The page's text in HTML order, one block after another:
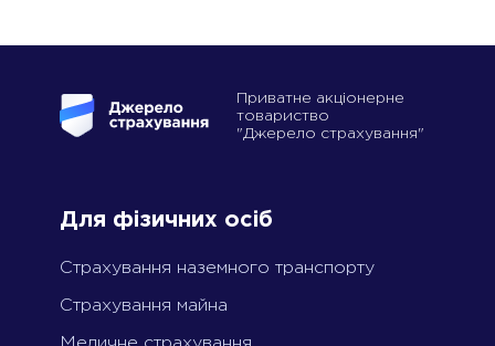
Приватне акціонерне
товариство
"Джерело страхування"
Для фізичних осіб
Страхування наземного транспорту
Cтрахування майна